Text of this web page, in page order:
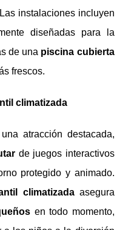
instalaciones incluyen
diseñadas para la
de una piscina cubierta
frescos.
climatizada
atracción destacada,
de juegos interactivos
protegido y animado.
climatizadaasegura
en todo momento,